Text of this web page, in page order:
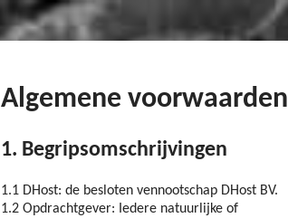
Algemene voorwaarden
1. Begripsomschrijvingen
1.1 DHost: de besloten vennootschap DHost BV.
1.2 Opdrachtgever: Iedere natuurlijke of